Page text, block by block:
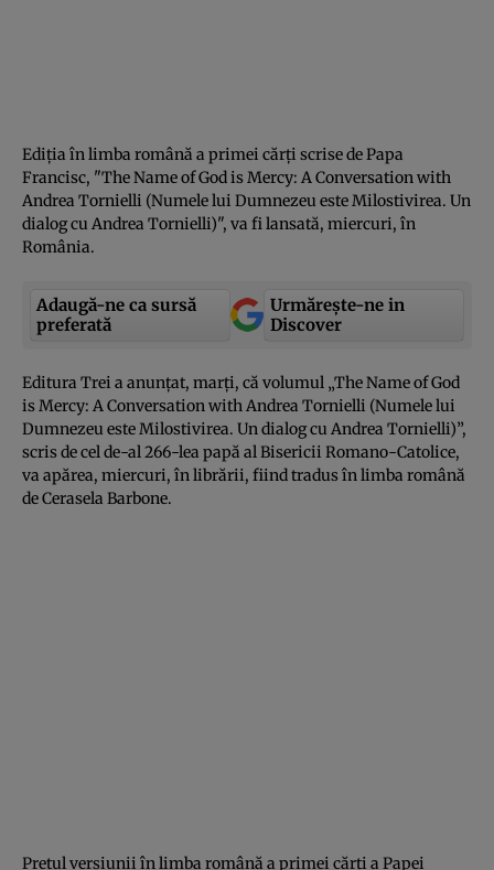
Ediţia în limba română a primei cărţi scrise de Papa
Francisc, "The Name of God is Mercy: A Conversation with
Andrea Tornielli (Numele lui Dumnezeu este Milostivirea. Un
dialog cu Andrea Tornielli)", va fi lansată, miercuri, în
România.
Adaugă-ne ca sursă
preferată
Urmărește-ne in
Discover
Editura Trei a anunţat, marţi, că volumul „The Name of God
is Mercy: A Conversation with Andrea Tornielli (Numele lui
Dumnezeu este Milostivirea. Un dialog cu Andrea Tornielli)”,
scris de cel de-al 266-lea papă al Bisericii Romano-Catolice,
va apărea, miercuri, în librării, fiind tradus în limba română
de Cerasela Barbone.
Preţul versiunii în limba română a primei cărţi a Papei